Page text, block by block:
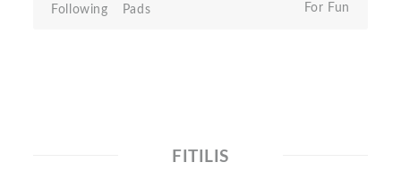
Following Pads
For Fun
FITILIS